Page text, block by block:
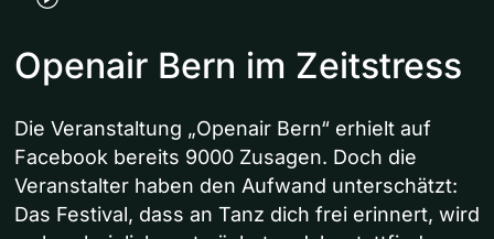
Openair Bern im Zeitstress
Die Veranstaltung „Openair Bern“ erhielt auf
Facebook bereits 9000 Zusagen. Doch die
Veranstalter haben den Aufwand unterschätzt:
Das Festival, dass an Tanz dich frei erinnert, wird